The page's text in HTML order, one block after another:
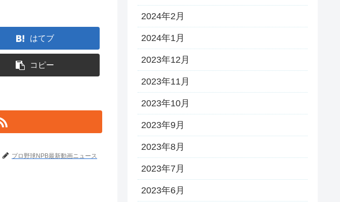
はてブ
コピー
プロ野球NPB最新動画ニュース
2024年2月
2024年1月
2023年12月
2023年11月
2023年10月
2023年9月
2023年8月
2023年7月
2023年6月